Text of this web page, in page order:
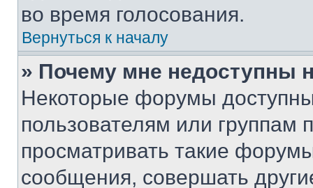
во время голосования.
Вернуться к началу
» Почему мне недоступны
Некоторые форумы
пользователям или группам
просматривать такие
сообщения, совершать